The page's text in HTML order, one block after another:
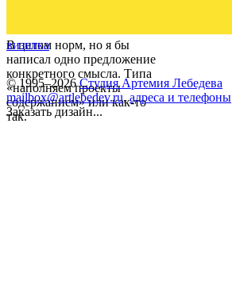
В целом норм, но я бы
написал одно предложение
конкретного смысла. Типа
«наполняем проекты
содержанием» или как-то
так.
визитка
© 1995–2026 Студия Артемия Лебедева
mailbox@artlebedev.ru, адреса и телефоны
Заказать дизайн...